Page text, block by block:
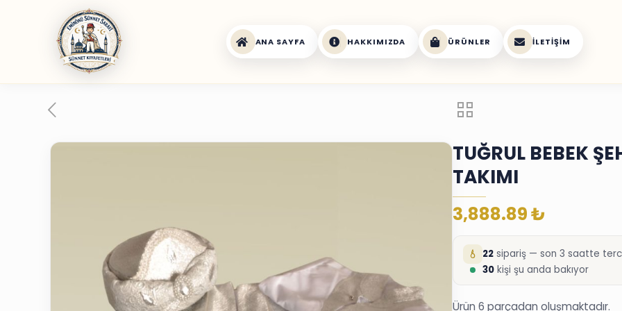
ANA SAYFA HAKKIMIZDA ÜRÜNLER İLETIŞIM
TUĞRUL BEBEK
TAKIMI
3,888.89₺
22 sipariş — son 3 saatte
30 kişi şu anda bakıyor
Ürün 6 parçadan oluşmaktadır.